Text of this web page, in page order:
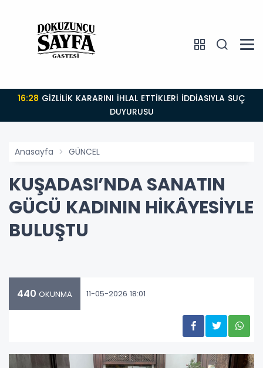
16:28
DUYURUSU
Anasayfa GÜNCEL
KUŞADASI’NDA SANATIN
GÜCÜ KADININ HİKÂYESİYLE
BULUŞTU
440 OKUNMA 11-05-2026 18:01